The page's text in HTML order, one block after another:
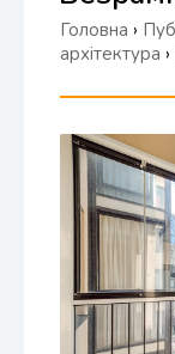
Головна ›
архітектура ›